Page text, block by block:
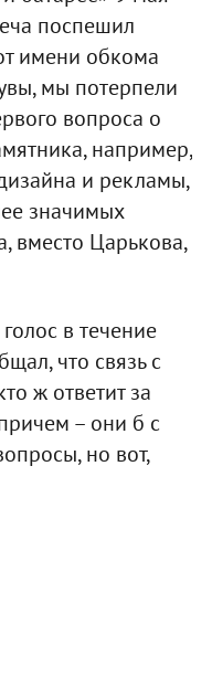
поспешил
имени обкома
мы потерпели
вопроса о
например,
и рекламы,
значимых
вместо Царькова,
в течение
что связь с
ж ответит за
– они б с
но вот,